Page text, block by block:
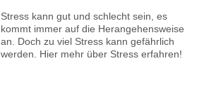
Stress kann gut und schlecht sein, es
kommt immer auf die Herangehensweise
an. Doch zu viel Stress kann gefährlich
werden. Hier mehr über Stress erfahren!